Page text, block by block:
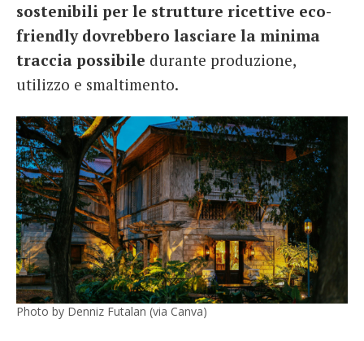
sostenibili per le strutture ricettive eco-
friendly dovrebbero lasciare la minima
traccia possibile durante produzione,
utilizzo e smaltimento.
Photo by Denniz Futalan (via Canva)